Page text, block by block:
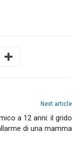
Next article
a 12 anni: il grido
di una mamma